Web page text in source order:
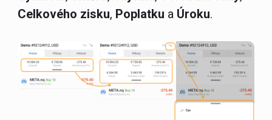
Celkového zisku, Poplatku a Úroku.